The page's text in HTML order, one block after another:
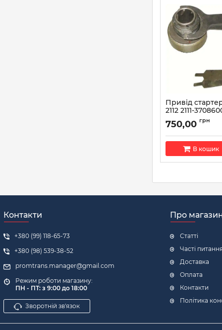
Привід
2112 2111-
Артикул: 2111-
750,00 грн
В кошик
Контакти
+380 (99) 118-65-73
+380 (98) 539-38-52
promtrans.manager@gmail.com
Режим роботи магазину:
ПН - ПТ: з 9:00 до 18:00
Зворотній зв'язок
Про
Статті
Часті питання
Доставка
Оплата
Контакти
Політика